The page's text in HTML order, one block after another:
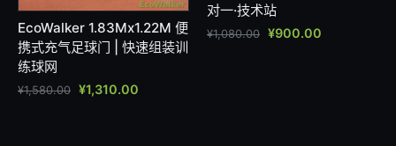
EcoWalker 1.83Mx1.22M 便
携式充气足球门 | 快速组装训
练球网
¥1,580.00 ¥1,310.00
对一·技术站
¥1,080.00 ¥900.00